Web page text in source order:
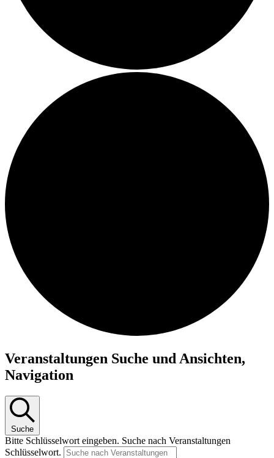
Veranstaltungen Suche und Ansichten,
Navigation
Suche
Bitte Schlüsselwort eingeben. Suche nach Veranstaltungen
Schlüsselwort.